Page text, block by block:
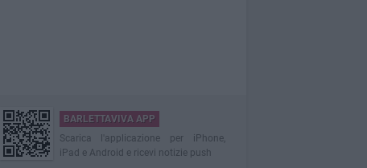
BARLETTAVIVA APP
Scarica l'applicazione per iPhone,
iPad e Android e ricevi notizie push